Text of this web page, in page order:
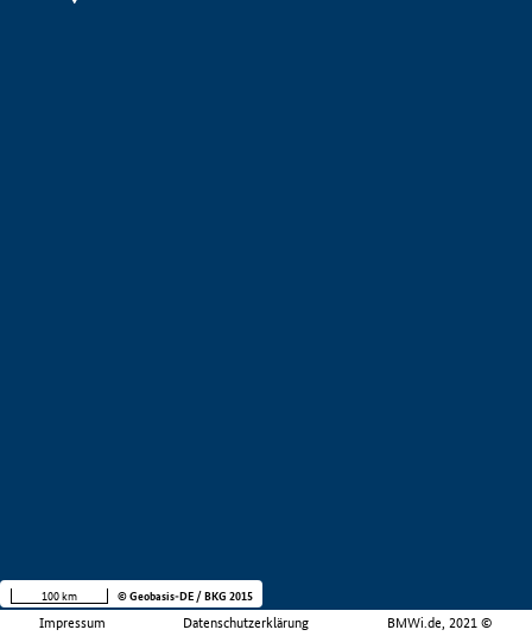
Impressum Datenschutzerklärung BMWi.de, 2021 ©
100 km © Geobasis-DE / BKG 2015